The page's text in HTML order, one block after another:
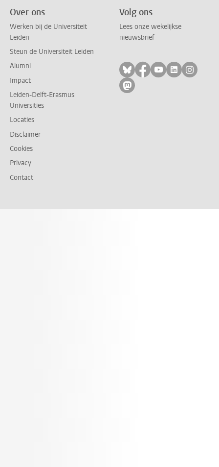
Over ons
Werken bij de Universiteit
Leiden
Steun de Universiteit Leiden
Alumni
Impact
Leiden-Delft-Erasmus
Universities
Locaties
Disclaimer
Cookies
Privacy
Contact
Volg ons
Lees onze wekelijkse
nieuwsbrief
Volg ons op bluesky
Volg ons op
Volg ons op
Volg ons
Volg
Volg ons op mastodon